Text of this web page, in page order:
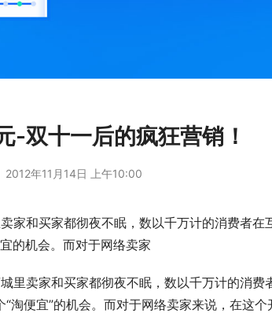
-双十一后的疯狂营销！
2012年11月14日 上午10:00
家和买家都彻夜不眠，数以千万计的消费者在
的机会。而对于网络卖家
卖家和买家都彻夜不眠，数以千万计的消费
淘便宜”的机会。而对于网络卖家来说，在这个